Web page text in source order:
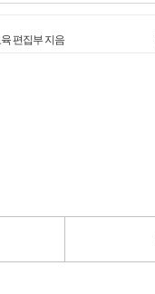
편집부 지음